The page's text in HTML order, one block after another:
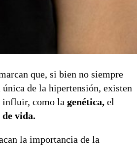
que, si bien no siempre
única de la hipertensión, existen
influir, como la genética, el
vida.
la importancia de la